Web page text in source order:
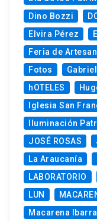
Dino Bozzi
Elvira Pérez
Feria de
Fotos
hOTELES
Iglesia San
Iluminación
JOSÉ ROSAS
La Araucanía
LABORATORIO
LUN
Macarena Ibarra